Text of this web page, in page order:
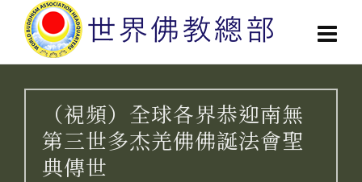
（視頻）全球各界恭迎南無
第三世多杰羌佛佛誕法會聖
典傳世